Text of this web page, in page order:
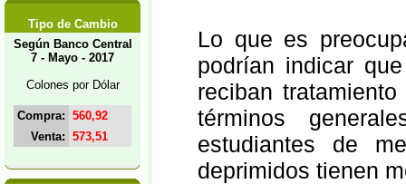
Tipo de Cambio
Según Banco Central
7 - Mayo - 2017
Colones por Dólar
Compra: 560,92
Venta: 573,51
Lo que es
podrían indicar
reciban
términos
estudiantes de
deprimidos tienen